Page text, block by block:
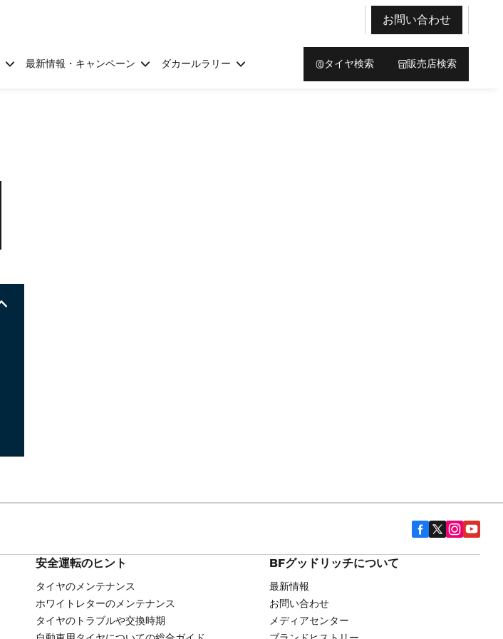
お問い合わせ
最新情報・キャンペーン ダカールラリー タイヤ検索 販売店検索
安全運転のヒント
タイヤのメンテナンス
ホワイトレターのメンテナンス
タイヤのトラブルや交換時期
BFグッドリッチについて
最新情報
お問い合わせ
メディアセンター